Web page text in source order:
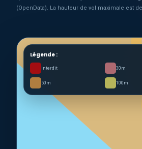
(OpenData). La hauteur de vol maximale est
Légende :
Interdit 30m
50m 100m